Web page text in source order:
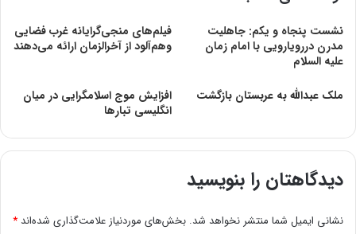
نشست پنجاه و یکم: جاهلیت
مدرن دررویارویی با امام زمان
علیه السلام
فیلم‌های منجی‌گرایانه غرب فضایی
وهم‌آلود از آخرالزمان ارائه می‌‌دهند
ملک عبدالله به عربستان بازگشت
افزایش موج اسلامگرایی در میان
انگلیسی تبارها
دیدگاهتان را بنویسید
نشانی ایمیل شما منتشر نخواهد شد. بخش‌های موردنیاز علامت‌گذاری شده‌اند *